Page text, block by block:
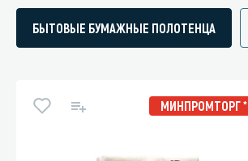
БЫТОВЫЕ БУМАЖНЫЕ ПОЛОТЕНЦА
МИНПРОМТОРГ *